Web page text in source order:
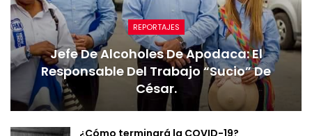
REPORTAJES
Jefe De Alcoholes De Apodaca: El
Responsable Del Trabajo “sucio” De
César.
¿Cómo terminará la COVID-19?